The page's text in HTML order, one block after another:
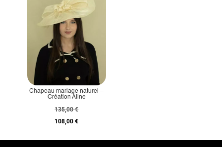
Chapeau mariage naturel –
Création Aline
135,00€
108,00€